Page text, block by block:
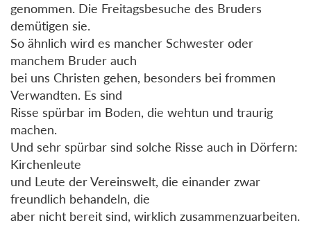
genommen. Die Freitagsbesuche des Bruders
demütigen sie.
So ähnlich wird es mancher Schwester oder
manchem Bruder auch
bei uns Christen gehen, besonders bei frommen
Verwandten. Es sind
Risse spürbar im Boden, die wehtun und traurig
machen.
Und sehr spürbar sind solche Risse auch in Dörfern:
Kirchenleute
und Leute der Vereinswelt, die einander zwar
freundlich behandeln, die
aber nicht bereit sind, wirklich zusammenzuarbeiten.